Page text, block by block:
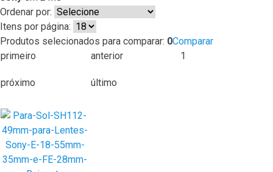
Ordenar por:
Itens por página:
Produtos selecionados para comparar: 0Comparar
primeiro
anterior 1
próximo último